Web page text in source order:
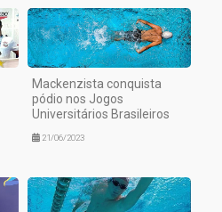
Mackenzista conquista
pódio nos Jogos
Universitários Brasileiros
21/06/2023